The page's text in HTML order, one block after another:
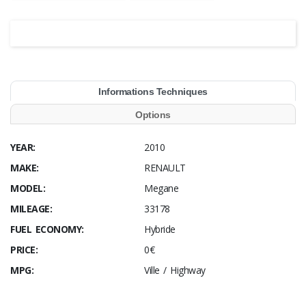
Informations Techniques
Options
YEAR:
2010
MAKE:
RENAULT
MODEL:
Megane
MILEAGE:
33178
FUEL ECONOMY:
Hybride
PRICE:
0€
MPG:
Ville / Highway